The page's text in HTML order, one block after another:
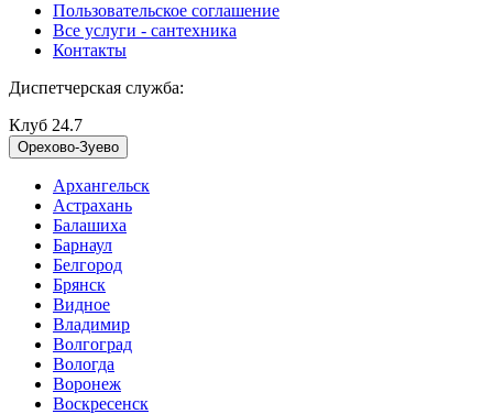
Пользовательское соглашение
Все услуги - cантехника
Контакты
Диспетчерская служба:
Клуб 24.7
Орехово-Зуево
Архангельск
Астрахань
Балашиха
Барнаул
Белгород
Брянск
Видное
Владимир
Волгоград
Вологда
Воронеж
Воскресенск